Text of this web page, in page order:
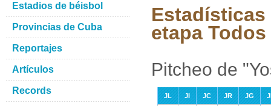
Estadísticas
etapa
Pitcheo de
JL JI JC JR JG
Estadios de béisbol
Provincias de Cuba
Reportajes
Artículos
Records